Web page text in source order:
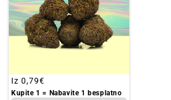
Redovna
cijena
Iz 0,79€
Kupite 1 = Nabavite 1 besplatno